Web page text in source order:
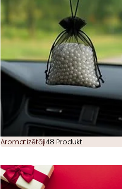
Aromatizētāji48 Produkti